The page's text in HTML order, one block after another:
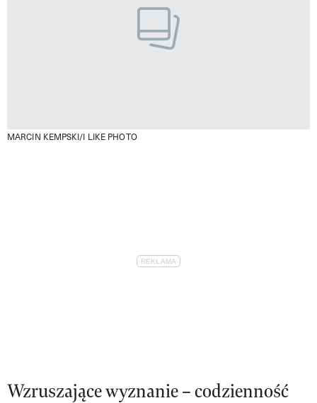
MARCIN KEMPSKI/I LIKE PHOTO
Wzruszające wyznanie – codzienność